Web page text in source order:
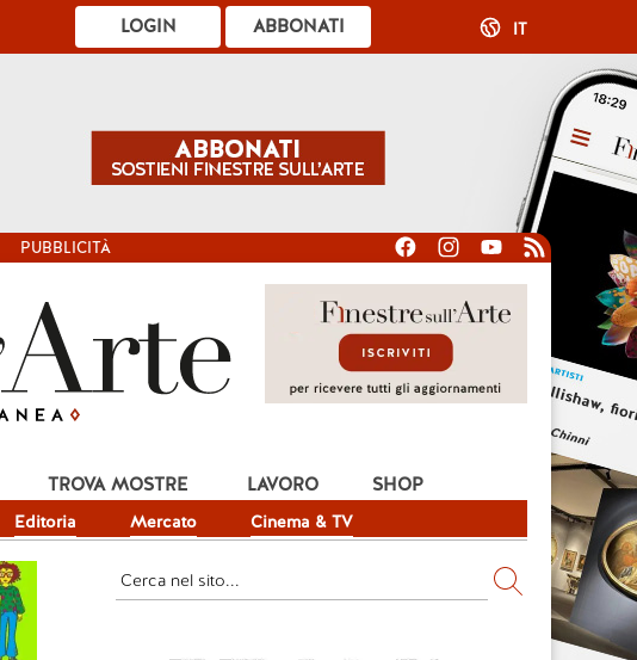
ABBONATI
LOGIN IT
PUBBLICITÀ
Editoria Mercato Cinema & TV
TROVA MOSTRE LAVORO SHOP